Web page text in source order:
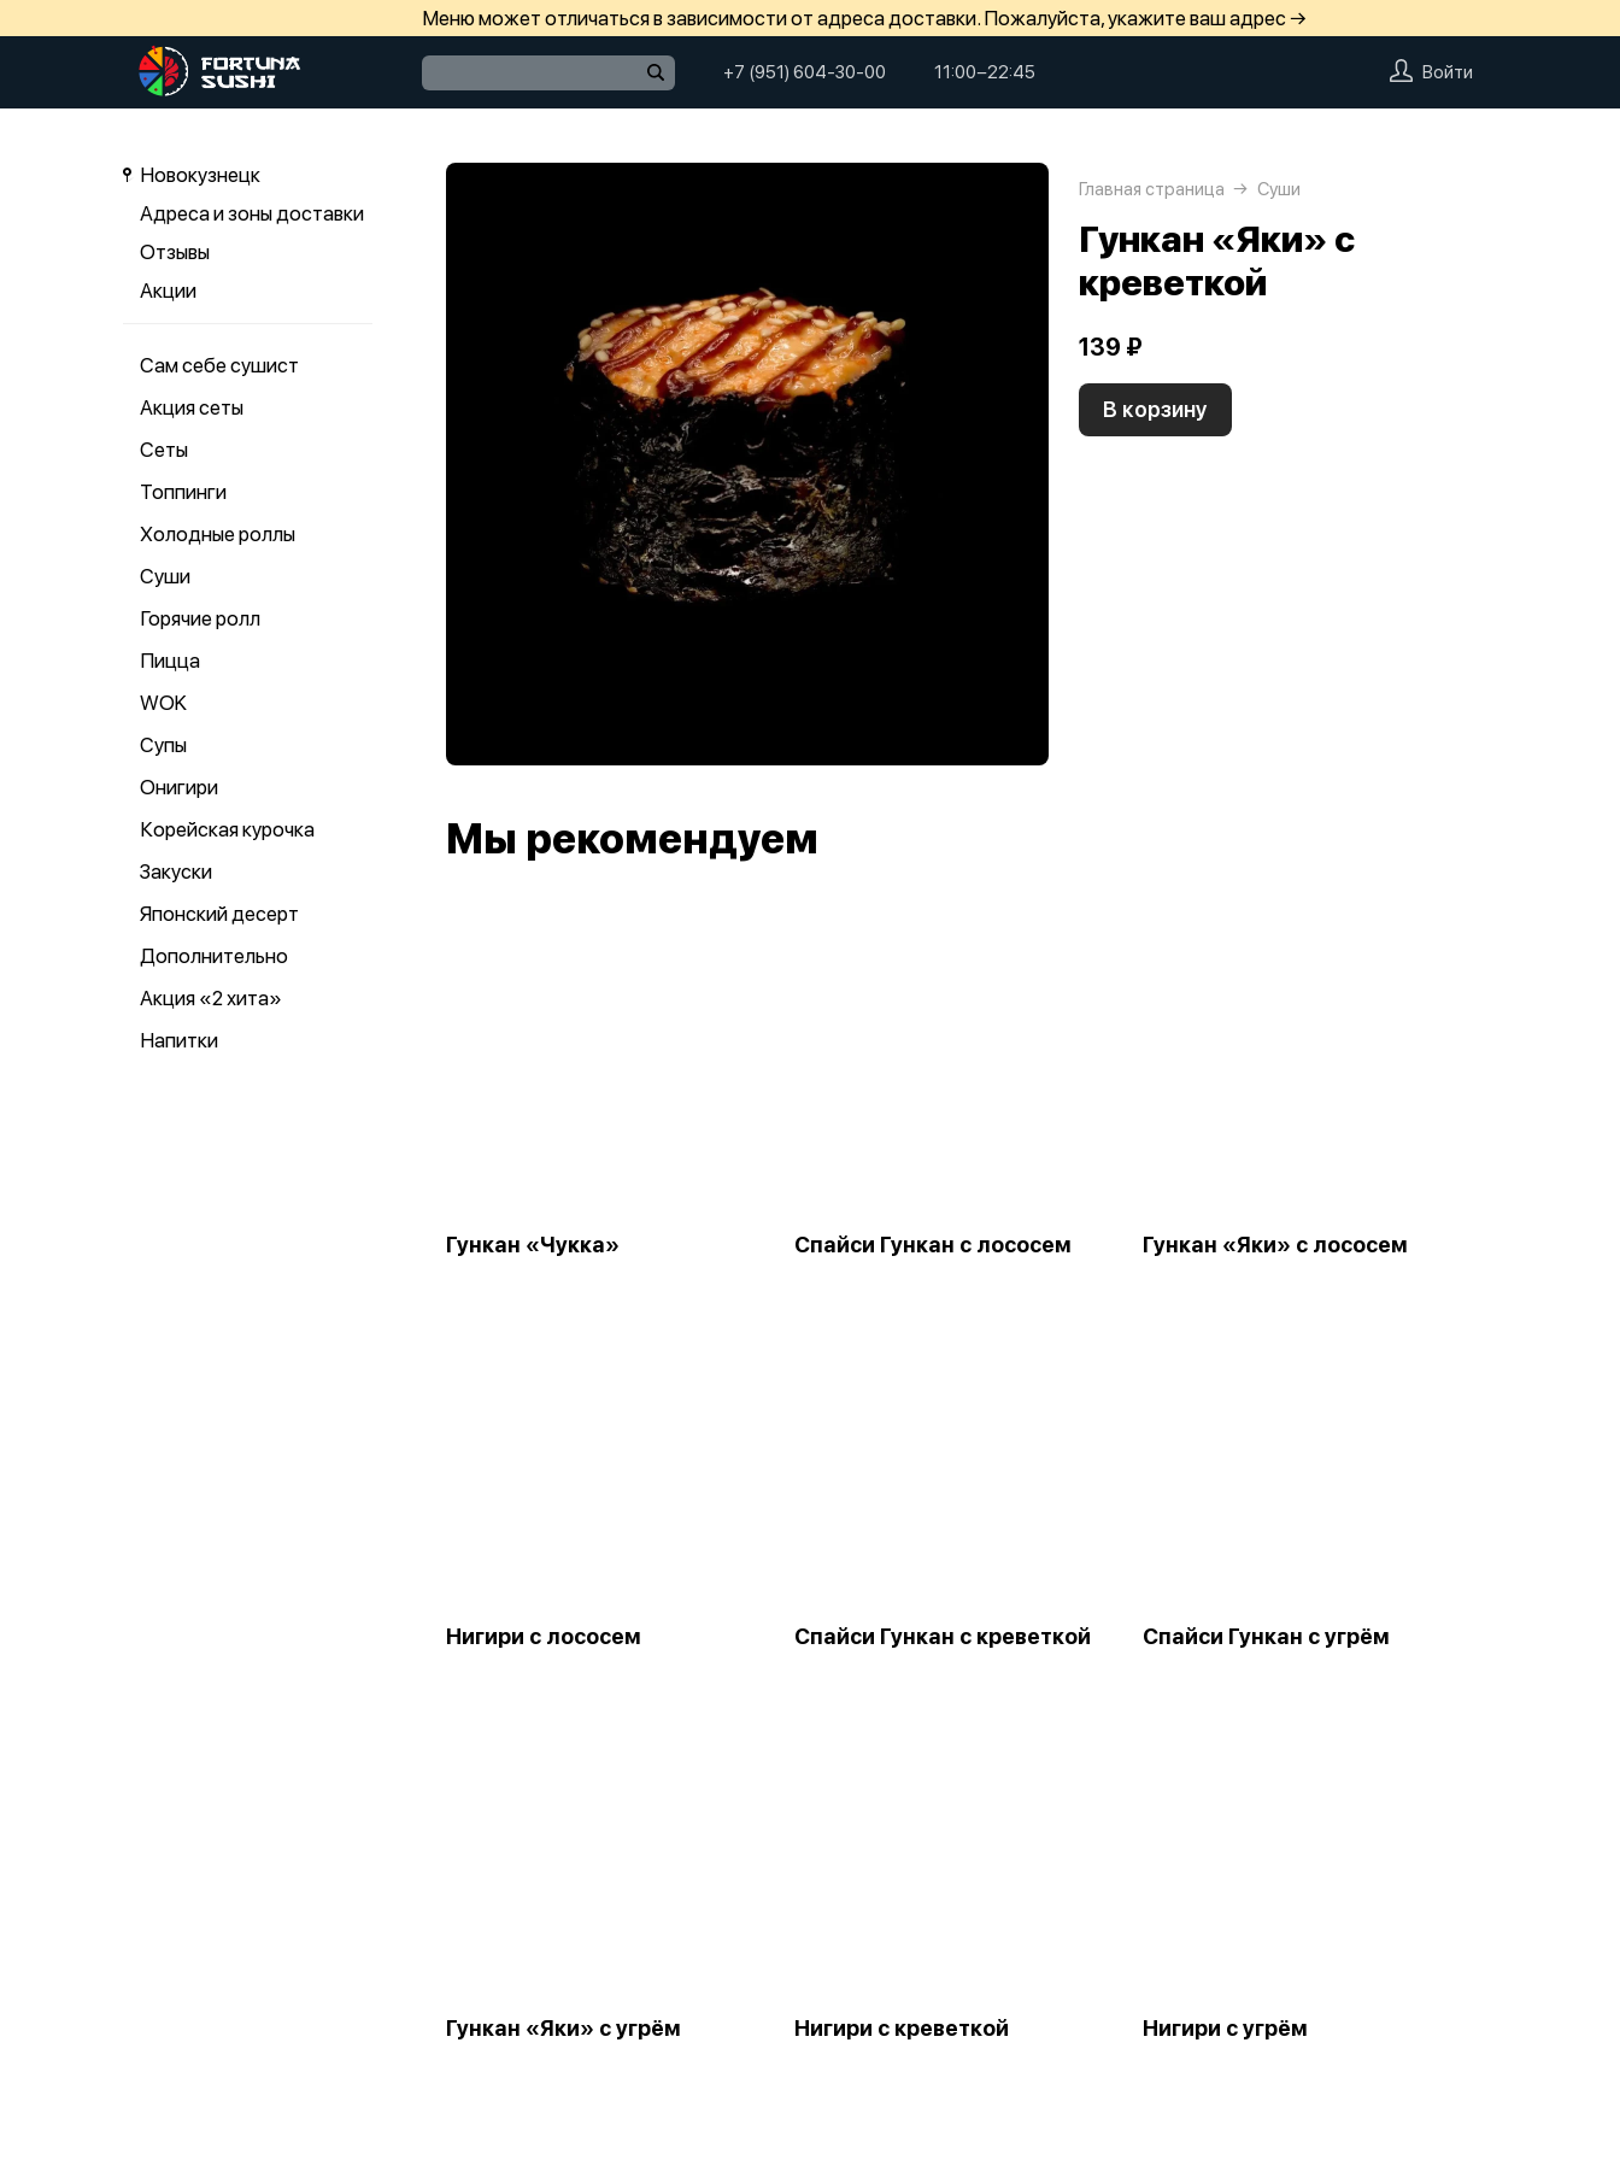
Меню может отличаться в зависимости от адреса доставки. Пожалуйста, укажите ваш адрес →
+7 (951) 604-30-00 11:00−22:45 Войти
Новокузнецк
Адреса и зоны доставки
Отзывы
Акции
Сам себе сушист
Акция сеты
Сеты
Топпинги
Холодные роллы
Суши
Горячие ролл
Пицца
WOK
Супы
Онигири
Корейская курочка
Закуски
Японский десерт
Дополнительно
Акция «2 хита»
Напитки
Главная страница Суши
Гункан «Яки» с
креветкой
139 ₽
В корзину
Мы рекомендуем
Гункан «Чукка» Спайси Гункан с лососем Гункан «Яки» с лососем
Нигири с лососем Спайси Гункан с креветкой Спайси Гункан с угрём
Гункан «Яки» с угрём Нигири с креветкой Нигири с угрём